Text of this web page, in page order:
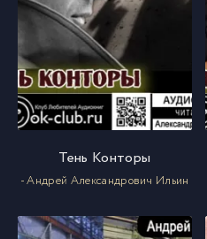
Тень Конторы
- Андрей Александрович Ильин